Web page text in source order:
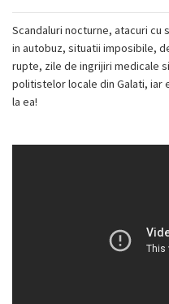
Scandaluri nocturne, atacuri cu
in autobuz, situatii imposibile,
rupte, zile de ingrijiri medicale
politistelor locale din Galati, iar
la ea!